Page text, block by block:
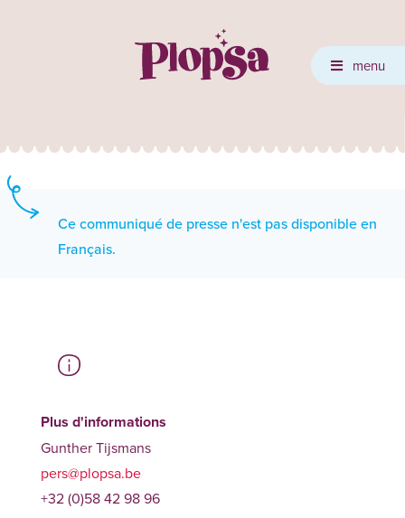
menu
Ce communiqué de presse n'est pas disponible en
Français.
Plus d'informations
Gunther Tijsmans
pers@plopsa.be
+32 (0)58 42 98 96